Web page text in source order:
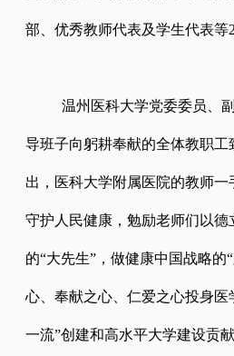
部、优秀教师代表及学生代表等
温州医科大学党委委员、
导班子向躬耕奉献的全体教职工
出，医科大学附属医院的教师
守护人民健康，勉励老师们以德
的“大先生”，做健康中国战略的
心、奉献之心、仁爱之心投身医
一流”创建和高水平大学建设贡献